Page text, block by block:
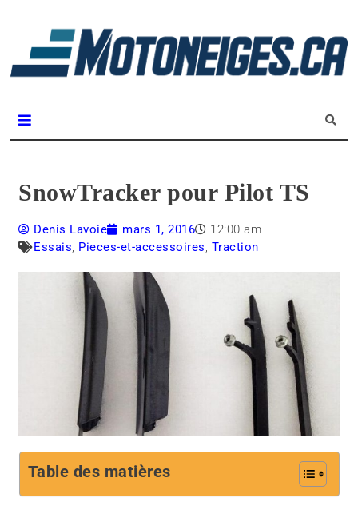
SnowTracker pour Pilot TS
Denis Lavoie mars 1, 2016
12:00 am
Essais, Pieces-et-accessoires, Traction
Table des matières